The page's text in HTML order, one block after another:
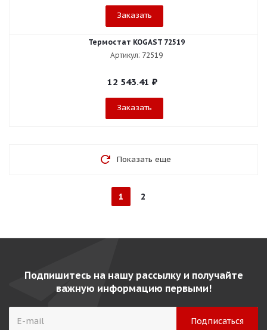
Заказать
Термостат KOGAST 72519
Артикул: 72519
12 543.41 ₽
Заказать
Показать еще
1 2
Подпишитесь на нашу рассылку и получайте
важную информацию первыми!